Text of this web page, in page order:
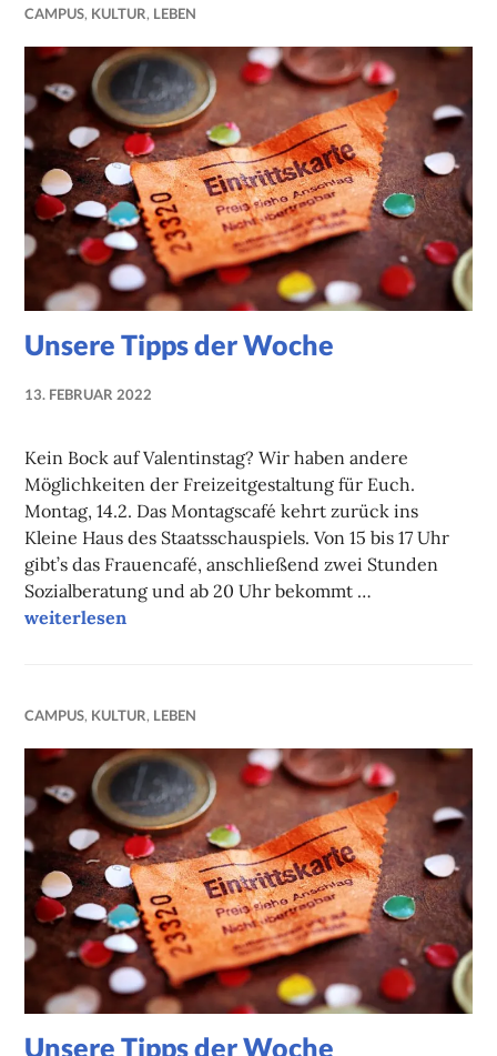
CAMPUS, KULTUR, LEBEN
Unsere Tipps der Woche
13. FEBRUAR 2022
Kein Bock auf Valentinstag? Wir haben andere
Möglichkeiten der Freizeitgestaltung für Euch.
Montag, 14.2. Das Montagscafé kehrt zurück ins
Kleine Haus des Staatsschauspiels. Von 15 bis 17 Uhr
gibt’s das Frauencafé, anschließend zwei Stunden
Sozialberatung und ab 20 Uhr bekommt …
Unsere Tipps der Woche
weiterlesen
CAMPUS, KULTUR, LEBEN
Unsere Tipps der Woche